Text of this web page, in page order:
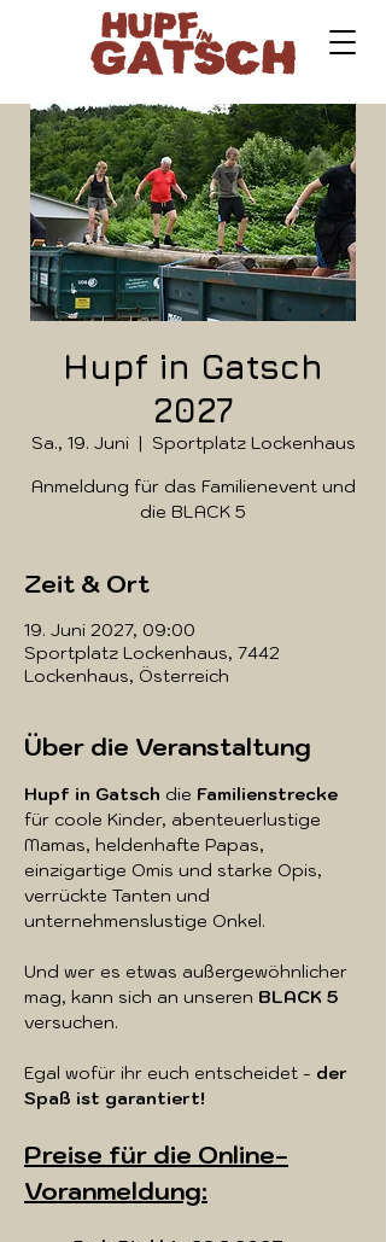
Hupf in Gatsch
2027
Sa., 19. Juni
  |
Sportplatz Lockenhaus
Anmeldung für das Familienevent und
die BLACK 5
Zeit & Ort
19. Juni 2027, 09:00
Sportplatz Lockenhaus, 7442
Lockenhaus, Österreich
Über die Veranstaltung
Hupf in Gatsch die Familienstrecke
für coole Kinder, abenteuerlustige
Mamas, heldenhafte Papas,
einzigartige Omis und starke Opis,
verrückte Tanten und
unternehmenslustige Onkel.
Und wer es etwas außergewöhnlicher
mag, kann sich an unseren BLACK 5
versuchen.
Egal wofür ihr euch entscheidet - der
Spaß ist garantiert!
Preise für die Online-
Voranmeldung: